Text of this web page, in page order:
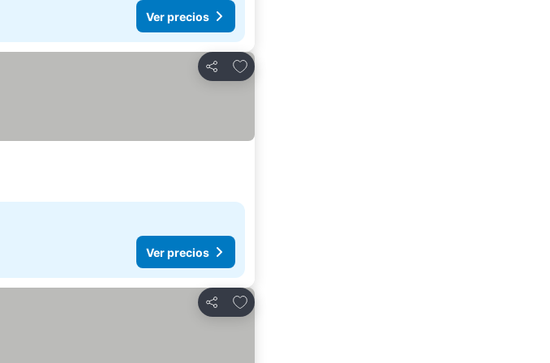
Ver precios
Compartir
Agregar a favoritos
Ver precios
Compartir
Agregar a favoritos